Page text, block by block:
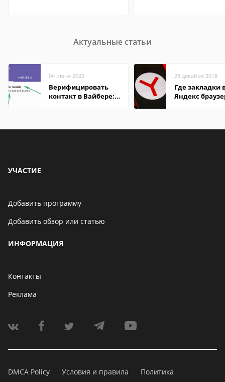
Актуальные статьи
04 июня 2022
Верифицировать
контакт в Вайбере:
28 декабря 2018
Где закладки
Яндекс
УЧАСТИЕ
Добавить программу
Добавить обзор или статью
ИНФОРМАЦИЯ
Контакты
Реклама
DMCA Policy Условия и правила
Политика